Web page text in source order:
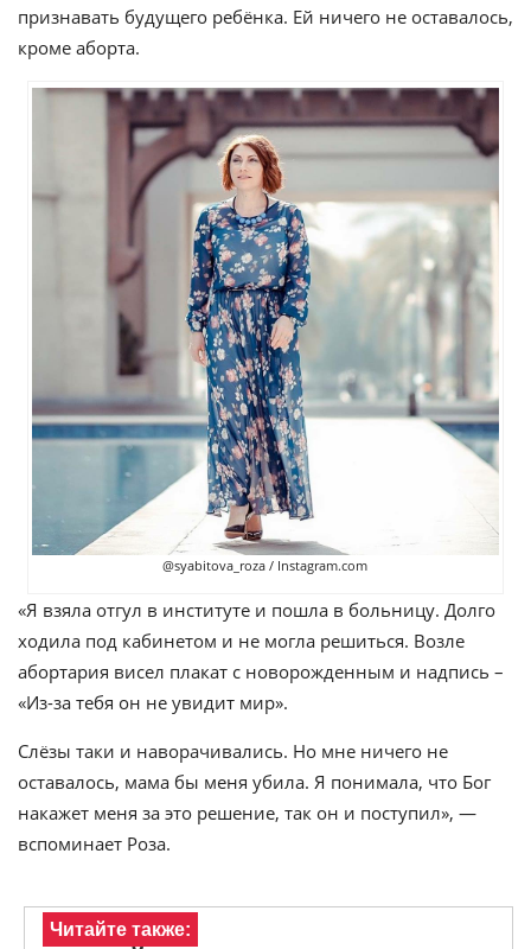
признавать будущего ребёнка. Ей ничего не оставалось,
кроме аборта.
@syabitova_roza / Instagram.com
«Я взяла отгул в институте и пошла в больницу. Долго
ходила под кабинетом и не могла решиться. Возле
абортария висел плакат с новорожденным и надпись –
«Из-за тебя он не увидит мир».
Слёзы таки и наворачивались. Но мне ничего не
оставалось, мама бы меня убила. Я понимала, что Бог
накажет меня за это решение, так он и поступил», —
вспоминает Роза.
Читайте также: